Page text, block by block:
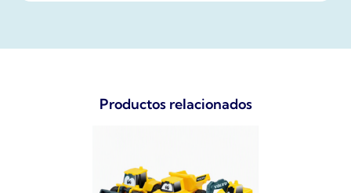
Productos relacionados